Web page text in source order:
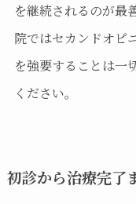
を継続されるのが最
院ではセカンドオピ
を強要することは一
ください。
初診から治療完了